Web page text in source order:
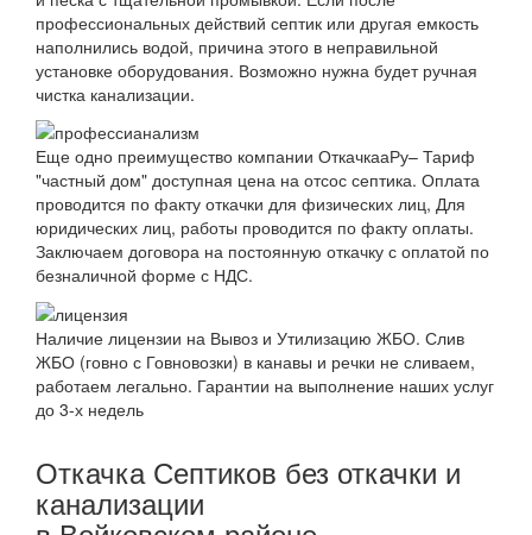
профессиональных действий септик или другая емкость
наполнились водой, причина этого в неправильной
установке оборудования. Возможно нужна будет ручная
чистка канализации.
Еще одно преимущество компании ОткачкааРу– Тариф
"частный дом" доступная цена на отсос септика. Оплата
проводится по факту откачки для физических лиц, Для
юридических лиц, работы проводится по факту оплаты.
Заключаем договора на постоянную откачку с оплатой по
безналичной форме с НДС.
Наличие лицензии на Вывоз и Утилизацию ЖБО. Слив
ЖБО (говно с Говновозки) в канавы и речки не сливаем,
работаем легально. Гарантии на выполнение наших услуг
до 3-х недель
Откачка Септиков без откачки и
канализации